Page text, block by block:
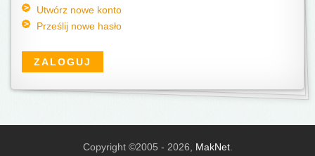
Utwórz nowe konto
Prześlij nowe hasło
Copyright ©2005 - 2026, MakNet.